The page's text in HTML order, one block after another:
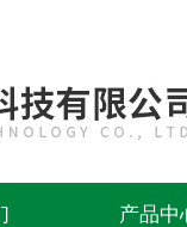
产品中